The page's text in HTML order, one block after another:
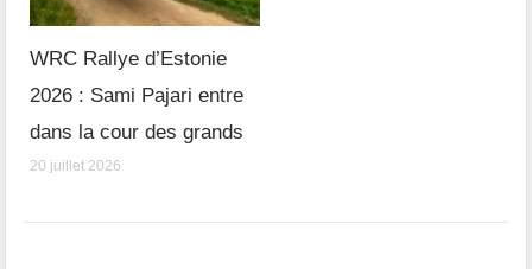
WRC Rallye d’Estonie
2026 : Sami Pajari entre
dans la cour des grands
20 juillet 2026